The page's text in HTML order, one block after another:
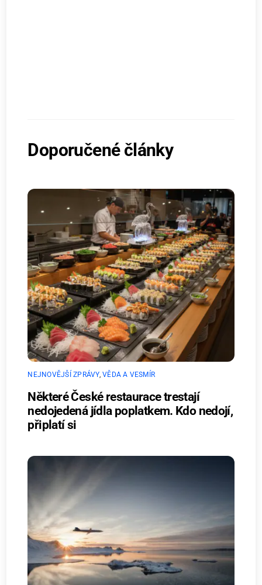
Doporučené články
NEJNOVĚJŠÍ ZPRÁVY,VĚDA A VESMÍR
Některé České restaurace trestají
nedojedená jídla poplatkem. Kdo nedojí,
připlatí si